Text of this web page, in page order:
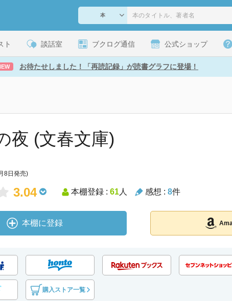
ト 談話室 ブクログ通信 公式ショップ
お待たせしました！「再読記録」が読書グラフに登場！
夜 (文春文庫)
8日発売)
3.04 本棚登録 : 61人 感想 : 8件
本棚に登録
購入ストア一覧